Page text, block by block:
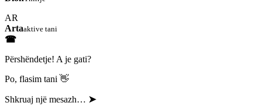
AR
Artaaktive tani
☎
Përshëndetje! A je gati?
Po, flasim tani 👋
Shkruaj një mesazh… ➤